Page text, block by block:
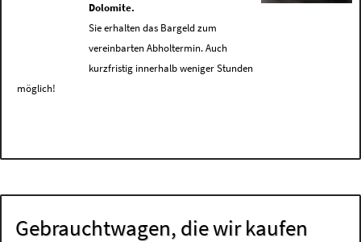
Dolomite.
Sie erhalten das Bargeld zum
vereinbarten Abholtermin. Auch
kurzfristig innerhalb weniger Stunden
möglich!
Gebrauchtwagen, die wir kaufen